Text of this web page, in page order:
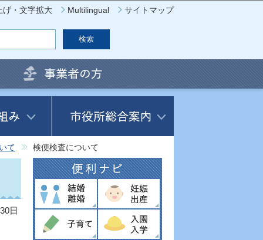
げ・文字拡大 Multilingual サイトマップ
て 検便検査について
日